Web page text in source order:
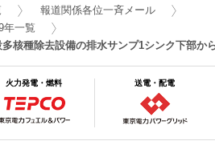
報道関係各位一斉メール
年一覧
核種除去設備の排水サンプ1シンク下部か
火力発電・燃料 送電・配電